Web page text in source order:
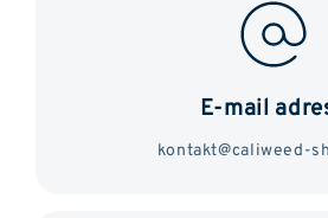
E-mail
kontakt@caliweed-